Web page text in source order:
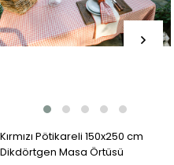
Kırmızı Pötikareli 150x250 cm
Dikdörtgen Masa Örtüsü